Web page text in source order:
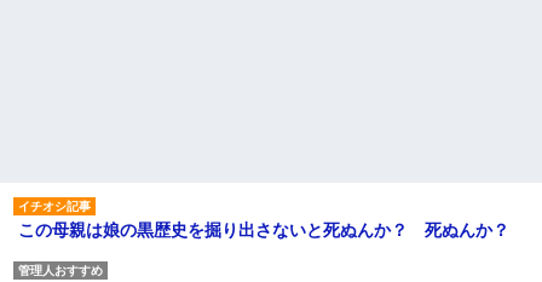
この母親は娘の黒歴史を掘り出さないと死ぬんか？ 死ぬんか？